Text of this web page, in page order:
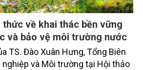
thức về khai thác bền vững
và bảo vệ môi trường nước
TS. Đào Xuân Hưng, Tổng Biên
và Môi trường tại Hội thảo